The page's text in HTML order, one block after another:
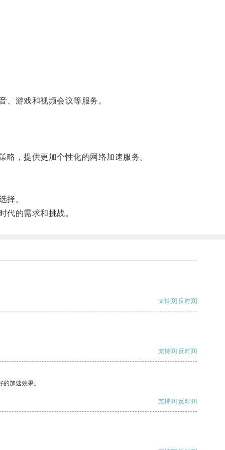
游戏和视频会议等服务。
，提供更加个性化的网络加速服务。
择。
的需求和挑战。
支持[0] 反对[0]
支持[0] 反对[0]
加速效果。
支持[0] 反对[0]